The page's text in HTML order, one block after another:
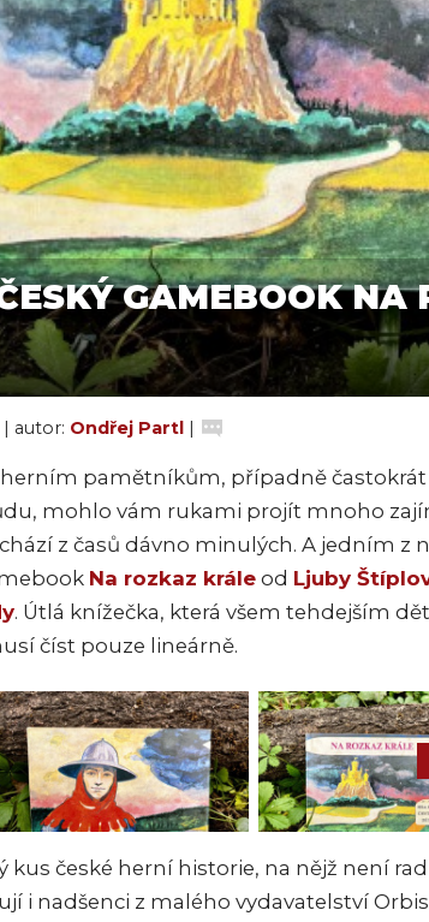
GAMEBOOK NA
| autor: Ondřej Partl |
pamětníkům, případně častokrát
mohlo vám rukami projít mnoho
z časů dávno minulých. A jedním z
Na rozkaz krále od Ljuby
. Útlá knížečka, která všem tehdejším
číst pouze lineárně.
kus české herní historie, na nějž není
i nadšenci z malého vydavatelství